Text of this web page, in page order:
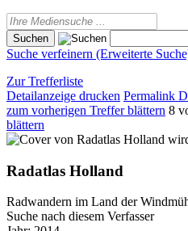
Suche verfeinern (Erweiterte
Zur Trefferliste
Detailanzeige drucken Permalink
zum vorherigen Treffer blättern 8
blättern
Radatlas Holland
Radwandern im Land der
Suche nach diesem Verfasser